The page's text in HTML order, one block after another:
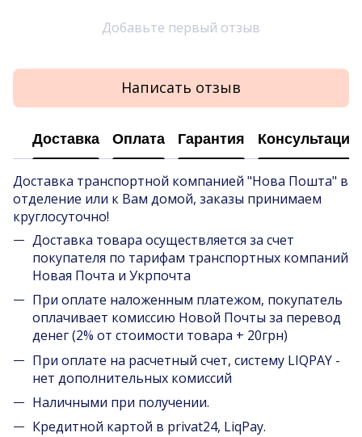
Добавьте первый отзыв
Написать отзыв
Доставка Оплата Гарантия Консультация
Доставка транспортной компанией "Нова Пошта" в
отделение или к Вам домой, заказы принимаем
круглосуточно!
Доставка товара осуществляется за счет
покупателя по тарифам транспортных компаний
Новая Почта и Укрпочта
При оплате наложенным платежом, покупатель
оплачивает комиссию Новой Почты за перевод
денег (2% от стоимости товара + 20грн)
При оплате на расчетный счет, систему LIQPAY -
нет дополнительных комиссий
Наличными при получении.
Кредитной картой в privat24, LiqPay.